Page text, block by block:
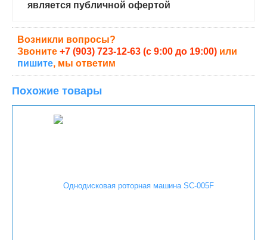
является публичной офертой
Возникли вопросы?
Звоните +7 (903) 723-12-63 (с 9:00 до 19:00) или
пишите, мы ответим
Похожие товары